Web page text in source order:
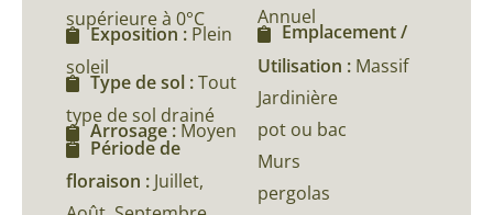
supérieure à 0°C
Exposition : Plein
soleil
Type de sol :Tout
type de sol drainé
Arrosage : Moyen
Période de
floraison : Juillet,
Annuel
Emplacement /
Utilisation : Massif
Jardinière
pot ou bac
Murs
pergolas